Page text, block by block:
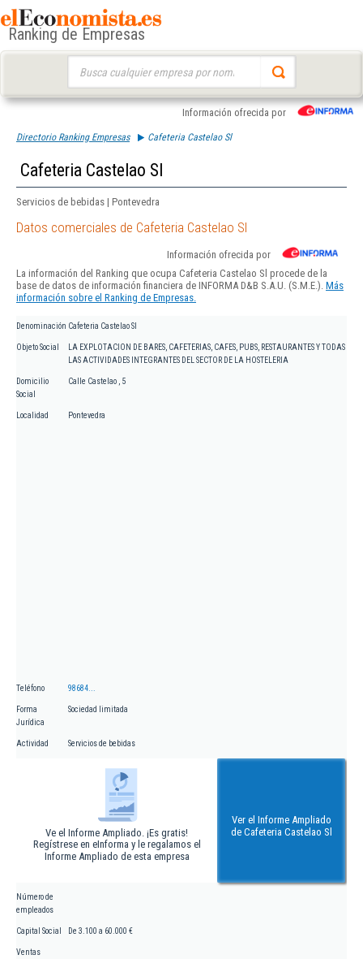
Ranking de Empresas
Información ofrecida por
Directorio Ranking Empresas Cafeteria Castelao Sl
Cafeteria Castelao Sl
Servicios de bebidas | Pontevedra
Datos comerciales de Cafeteria Castelao Sl
Información ofrecida por
La información del Ranking que ocupa Cafeteria Castelao Sl procede de la
base de datos de información financiera de INFORMA D&B S.A.U. (S.M.E.). Más
información sobre el Ranking de Empresas.
Denominación Cafeteria Castelao Sl
Objeto Social
LA EXPLOTACION DE BARES, CAFETERIAS, CAFES, PUBS, RESTAURANTES Y TODAS
LAS ACTIVIDADES INTEGRANTES DEL SECTOR DE LA HOSTELERIA
Domicilio
Social
Calle Castelao , 5
Localidad Pontevedra
Teléfono 98684...
Forma
Jurídica
Sociedad limitada
Actividad Servicios de bebidas
Ve el Informe Ampliado. ¡Es gratis!
Regístrese en eInforma y le regalamos el
Informe Ampliado de esta empresa
Ver el Informe Ampliado
de Cafeteria Castelao Sl
Número de
empleados
Capital Social De 3.100 a 60.000 €
Ventas